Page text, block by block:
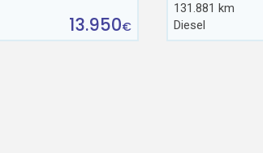
13.950€
131.881 km
Diesel